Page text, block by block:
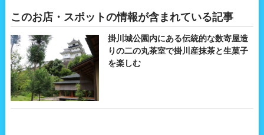
このお店・スポットの情報が含まれている記事
掛川城公園内にある伝統的な数寄屋造
りの二の丸茶室で掛川産抹茶と生菓子
を楽しむ